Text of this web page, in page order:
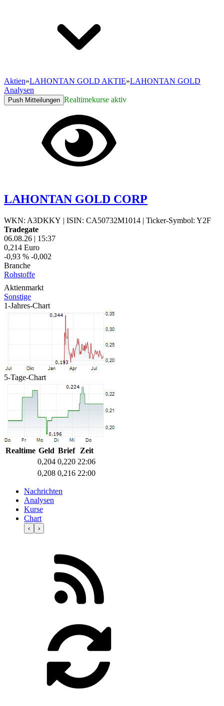
Aktien»LAHONTAN GOLD AKTIE»LAHONTAN GOLD
Analysen
Push Mitteilungen Realtimekurse aktiv
LAHONTAN GOLD CORP
WKN: A3DKKY | ISIN: CA50732M1014 | Ticker-Symbol: Y2F
Tradegate
06.08.26 | 15:37
0,214 Euro
-0,93 % -0,002
Branche
Rohstoffe
Aktienmarkt
Sonstige
1-Jahres-Chart
5-Tage-Chart
Realtime Geld Brief
Zeit
0,204 0,220 22:06
0,208 0,216 22:00
Nachrichten
Analysen
Kurse
Chart
‹ ›